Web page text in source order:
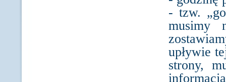
- tzw.
musimy
upływie
strony,